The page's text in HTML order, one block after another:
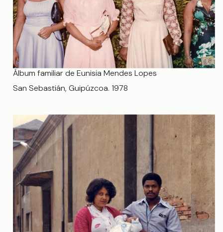
Álbum familiar de Eunisia Mendes Lopes
San Sebastián, Guipúzcoa. 1978